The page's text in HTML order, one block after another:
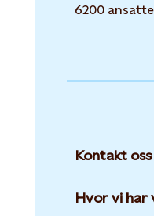
6200
Kontakt oss
Hvor vi har